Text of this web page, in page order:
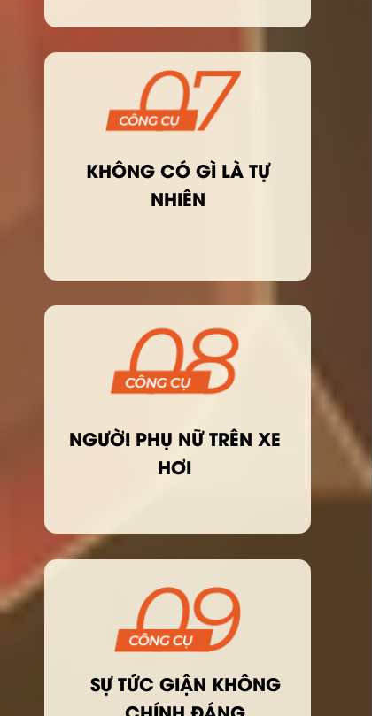
KHÔNG CÓ GÌ LÀ TỰ
NHIÊN
NGƯỜI PHỤ NỮ TRÊN XE
HƠI
SỰ TỨC GIẬN KHÔNG
CHÍNH ĐÁNG